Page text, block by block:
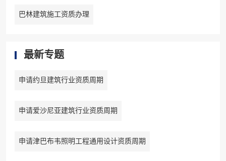
巴林建筑施工资质办理
最新专题
申请约旦建筑行业资质周期
申请爱沙尼亚建筑行业资质周期
申请津巴布韦照明工程通用设计资质周期